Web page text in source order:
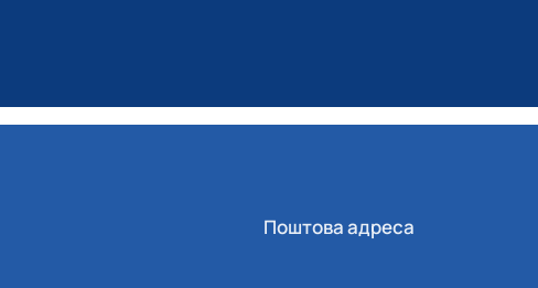
Поштова адреса